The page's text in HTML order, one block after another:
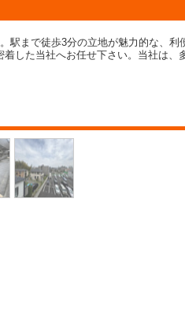
駅まで徒歩3分の立地が魅力的な、利
した当社へお任せ下さい。当社は、